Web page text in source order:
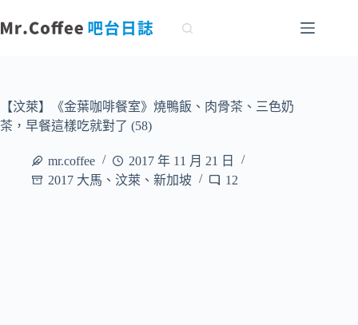
至
容【汶萊】《金葉咖啡餐室》燒鴨飯、肉骨茶、三色奶
茶，早餐這樣吃就對了 (58)
mr.coffee
2017 年 11 月 21 日
2017 大馬、汶萊、新加坡
12